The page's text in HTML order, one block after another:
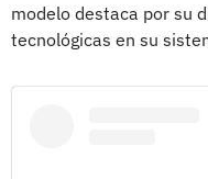
modelo destaca por su
tecnológicas en su